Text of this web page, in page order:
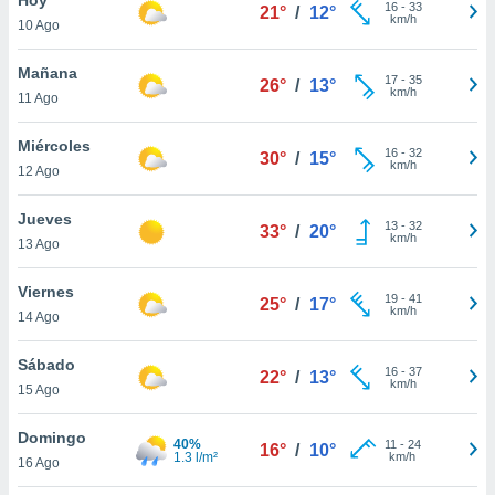
en
más
nuestra
de
cookies
aceptar
10 Ago
21° / 12° 16- 33
km/h
Mañana
11 Ago
26° / 13° 17- 35
km/h
Miércoles
12 Ago
30° / 15° 16- 32
km/h
Jueves
13 Ago
33° / 20° 13- 32
km/h
Viernes
14 Ago
25° / 17° 19- 41
km/h
Sábado
15 Ago
22° / 13° 16- 37
km/h
Domingo
16 Ago
40%
1.3 l/m²
16° / 10° 11 - 24
km/h